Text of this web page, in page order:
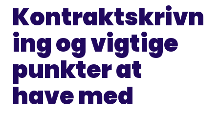
Kontraktskrivn
ing og vigtige
punkter at
have med